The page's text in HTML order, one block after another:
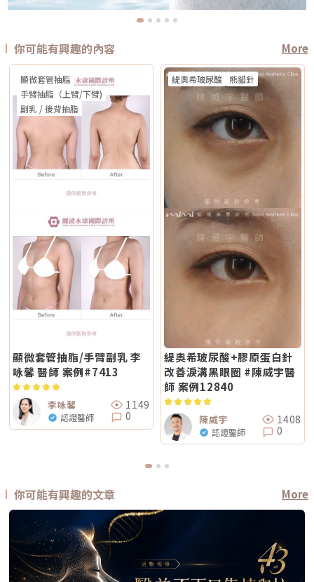
你可能有興趣的內容 More
顯微套管抽脂
手臂抽脂（上臂/下臂)
副乳 / 後背抽脂
顯微套管抽脂/手臂副乳 李
咏馨 醫師 案例#7413
李咏馨
認證醫師
1149
0
緹奧希玻尿酸 熊貓針
緹奧希玻尿酸+膠原蛋白針
改善淚溝黑眼圈 #陳威宇醫
師 案例12840
陳威宇
認證醫師
1408
0
你可能有興趣的文章 More